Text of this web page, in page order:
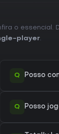
o essencial.
player.
Q Posso
Q Posso